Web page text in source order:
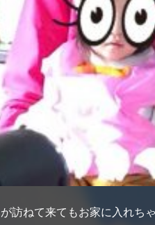
訪ねて来てもお家に入れち